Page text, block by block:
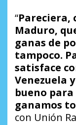
“Pareciera,
Maduro,
ganas de
tampoco.
satisface
Venezuela
bueno
ganamos
con Unión